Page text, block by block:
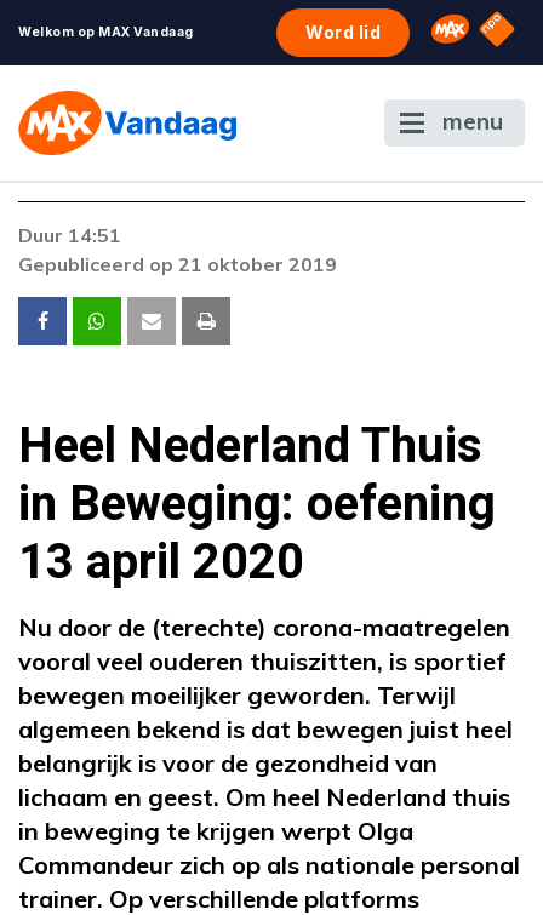
Welkom op MAX Vandaag Word lid Omroep
NPO
menu
Duur 14:51
Gepubliceerd op 21 oktober 2019
Heel Nederland Thuis
in Beweging: oefening
13 april 2020
Nu door de (terechte) corona-maatregelen
vooral veel ouderen thuiszitten, is sportief
bewegen moeilijker geworden. Terwijl
algemeen bekend is dat bewegen juist heel
belangrijk is voor de gezondheid van
lichaam en geest. Om heel Nederland thuis
in beweging te krijgen werpt Olga
Commandeur zich op als nationale personal
trainer. Op verschillende platforms